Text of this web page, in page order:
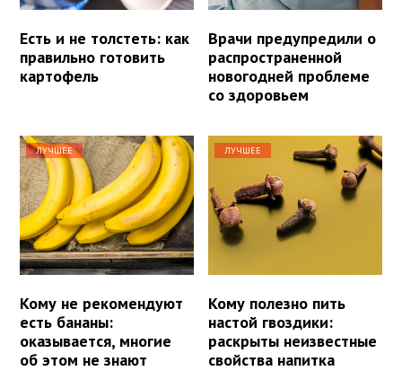
Есть и не толстеть: как
правильно готовить
картофель
Врачи предупредили о
распространенной
новогодней проблеме
со здоровьем
ЛУЧШЕЕ
Кому не рекомендуют
есть бананы:
оказывается, многие
об этом не знают
ЛУЧШЕЕ
Кому полезно пить
настой гвоздики:
раскрыты неизвестные
свойства напитка